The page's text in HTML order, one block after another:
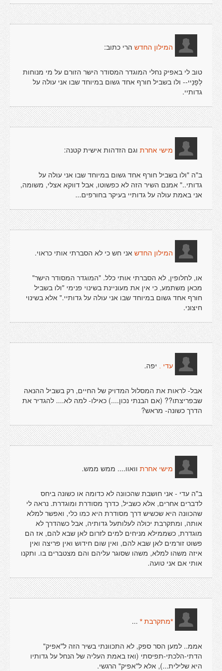
המילון החדש הרי כתוב:
טוב לי באפיק נחלי המוגדר המסודר הישר הזורם על מי מנוחות
לְפָנַיי-- ולו בשביל חורף אחד גשום במיוחד שבו אני עולה על
גדותיי.
מישי אחרת וגם הזדהות אישית קטנה:
ב"ה "ולו בשביל חורף אחד גשום במיוחד שבו אני עולה על
גדותי.." אמנם השיר הזה לא כפשוטו, אבל דווקא אצלי, משומה,
אני באמת עולה על גדותיי בעיקר בחורפים...
המילון החדש אני חש כי לא הסברתי אותי כראוי.
או, לחלופין, לא הסברתי אותי כלל. "המוגדר המסודר הישר"
מכאן משתמע, כי אין את מעוניינת בשינוי פנימי "ולו בשביל
חורף אחד גשום במיוחד שבו אני עולה על גדותיי." אלא בשינוי
חיצוני.
עדי . יפה.
אבל- לראות את המסלול המדויק של החיים, רק בשביל ההנאה
שבפריצתו?? (אם הבנתי נכון....) כאילו- למה לא.... להגדיר את
הדרך כשונה- מראש?
מישי אחרת וואוו.... ממש ממש.
ב"ה עדי - אני חושבת שהכוונה לא כדומה או כשונה ביחס
לדברים אחרים, אלא כשביל, כדרך מסודרת ומוגדרת. נראה לי
שהכוונה היא שכשיש דרך מסודרת היא כמו כלי, ואפשר למלא
אותה, ומתקרבת יכולה לעלותעל גדותיה, אבל כשהדרך לא
מוגדרת, כשממילא מניחים למים לזרום לאן שבא להם, אז הם
פשוט זורמים לאן שבא להם, ואין שום חידוש ואין פריצה ואין
איזה משהו למלא, משהו שסוגר עליהם והם מצטברים בו. ותקנו
אותי אם אני טועה.
*מתקרבת * ...
אממ.. למען הסר ספק, לא התכוונתי בשיר הזה ל"אפיק"
הדתי-הלכתי-תפיסתי (ואז באמת העליה של הנחל על גדותיו
היא שלילית...), אלא ל"אפיק" הרגשי.